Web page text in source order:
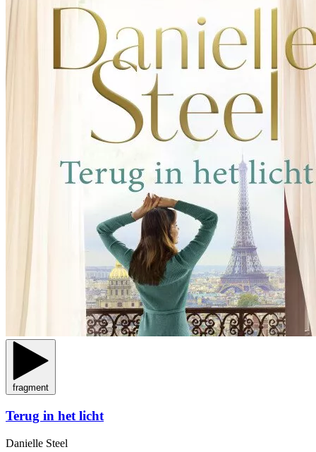
fragment
Terug in het licht
Danielle Steel